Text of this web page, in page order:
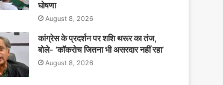
घोषणा
August 8, 2026
कांग्रेस के प्रदर्शन पर शशि थरूर का तंज,
बोले- ‘कॉकरोच जितना भी असरदार नहीं रहा’
August 8, 2026